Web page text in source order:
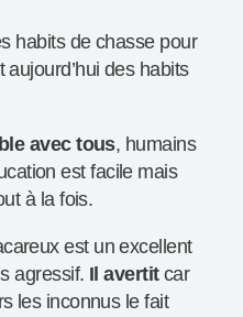
habits de chasse pour
des habits
avec tous, humains
est facile mais
à la fois.
est un excellent
agressif. Il avertitcar
les inconnus le fait